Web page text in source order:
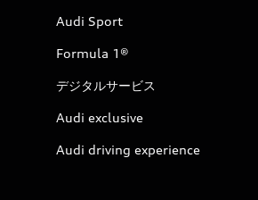
Audi Sport
Formula 1®
デジタルサービス
Audi exclusive
Audi driving experience